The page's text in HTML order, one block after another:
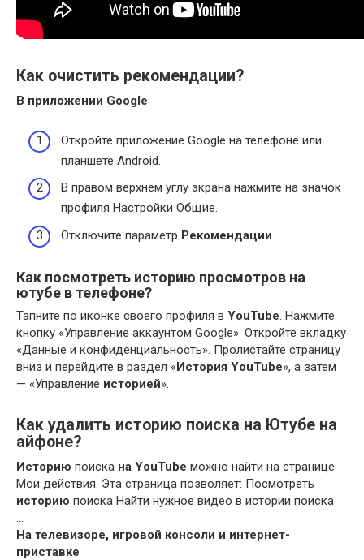
Как очистить рекомендации?
В приложении Google
Откройте приложение Google на телефоне или
планшете Android.
В правом верхнем углу экрана нажмите на значок
профиля Настройки Общие.
Отключите параметр Рекомендации.
Как посмотреть историю просмотров на
ютубе в телефоне?
Тапните по иконке своего профиля в YouTube. Нажмите
кнопку «Управление аккаунтом Google». Откройте вкладку
«Данные и конфиденциальность». Пролистайте страницу
вниз и перейдите в раздел «История YouTube», а затем
— «Управление историей».
Как удалить историю поиска на Ютубе на
айфоне?
Историю поиска на YouTube можно найти на странице
Мои действия. Эта страница позволяет: Посмотреть
историю поиска Найти нужное видео в истории поиска
…
На телевизоре, игровой консоли и интернет-
приставке